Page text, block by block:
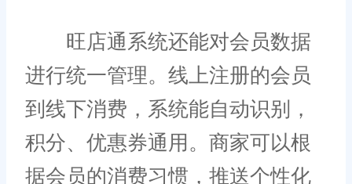
旺店通系统还能对会员数据
进行统一管理。线上注册的会员
到线下消费，系统能自动识别，
积分、优惠券通用。商家可以根
据会员的消费习惯，推送个性化